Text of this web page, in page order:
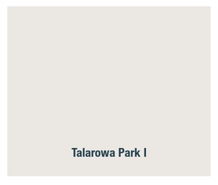
Talarowa Park I